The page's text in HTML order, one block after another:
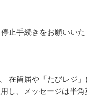
止手続きをお願いいた
留届や「たびレジ
、メッセージは半角